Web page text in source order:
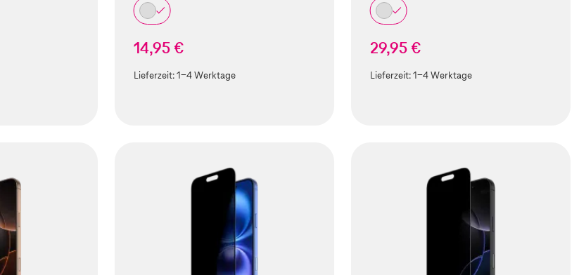
14,95 €
Lieferzeit:1-4 Werktage
29,95 €
Lieferzeit:1-4 Werktage